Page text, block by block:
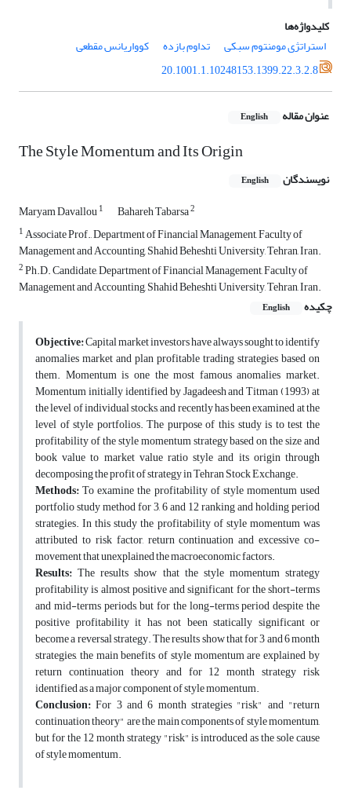
کلیدواژه‌ها
استراتژی مومنتوم سبکی
تداوم بازده
کوواریانس مقطعی
20.1001.1.10248153.1399.22.3.2.8
عنوان مقاله English
The Style Momentum and Its Origin
نویسندگان English
Maryam Davallou1 Bahareh Tabarsa2
1Associate Prof., Department of Financial Management, Faculty of
Management and Accounting, Shahid Beheshti University, Tehran, Iran.
2Ph.D. Candidate, Department of Financial Management, Faculty of
Management and Accounting, Shahid Beheshti University, Tehran, Iran.
چکیده
English
Objective:Capital market investors have always sought to identify
anomalies market and plan profitable trading strategies based on
them. Momentum is one the most famous anomalies market.
Momentum initially identified by Jagadeesh and Titman (1993) at
the level of individual stocks, and recently has been examined at the
level of style portfolios. The purpose of this study is to test the
profitability of the style momentum strategy based on the size and
book value to market value ratio style and its origin through
decomposing the profit of strategy in Tehran Stock Exchange.
Methods:To examine the profitability of style momentum used
portfolio study method for 3, 6 and 12 ranking and holding period
strategies. In this study the profitability of style momentum was
attributed to risk factor, return continuation and excessive co-
movement that unexplained the macroeconomic factors.
Results: The results show that the style momentum strategy
profitability is almost positive and significant for the short-terms
and mid-terms periods, but for the long-terms period despite the
positive profitability it has not been statically significant or
become a reversal strategy. The results show that for 3 and 6 month
strategies, the main benefits of style momentum are explained by
return continuation theory and for 12 month strategy risk
identified as a major component of style momentum.
Conclusion: For 3 and 6 month strategies "risk" and "return
continuation theory" are the main components of style momentum,
but for the 12 month strategy "risk" is introduced as the sole cause
of style momentum.